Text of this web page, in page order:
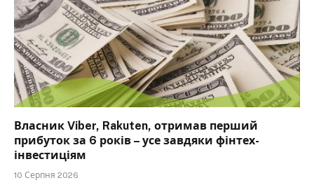
Власник Viber, Rakuten, отримав перший
прибуток за 6 років – усе завдяки фінтех-
інвестиціям
10 Серпня 2026